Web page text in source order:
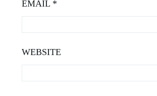
EMAIL *
WEBSITE